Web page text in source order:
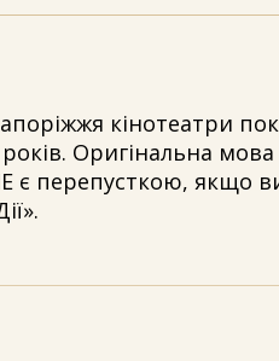
кінотеатри
Оригінальна
є перепусткою, якщо